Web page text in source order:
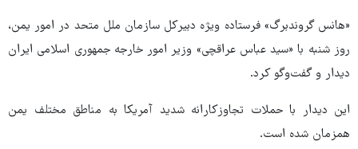
«هانس گروندبرگ» فرستاده ویژه دبیرکل سازمان ملل متحد در امور یمن،
روز شنبه با «سید عباس عراقچی» وزیر امور خارجه جمهوری اسلامی ایران
دیدار و گفت‌وگو کرد.
این دیدار با حملات تجاوزکارانه شدید آمریکا به مناطق مختلف یمن
همزمان شده است.